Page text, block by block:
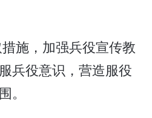
施，加强兵役宣传教
兵役意识，营造服役
。